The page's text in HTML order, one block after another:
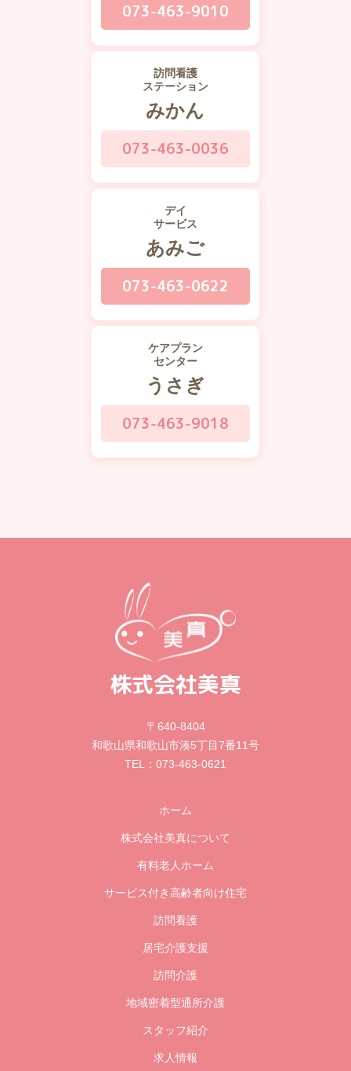
073-463-9010
訪問看護
ステーション
みかん
073-463-0036
デイ
サービス
あみご
073-463-0622
ケアプラン
センター
うさぎ
073-463-9018
株式会社美真
〒640-8404
和歌山県和歌山市湊5丁目7番11号
TEL： 073-463-0621
ホーム
株式会社美真について
有料老人ホーム
サービス付き高齢者向け住宅
訪問看護
居宅介護支援
訪問介護
地域密着型通所介護
スタッフ紹介
求人情報